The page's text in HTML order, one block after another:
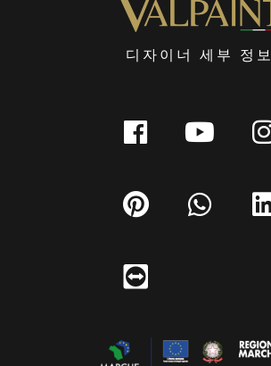
디자이너 세부 정보